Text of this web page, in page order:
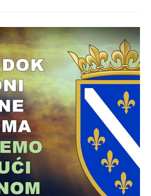
Kulin
Bana
Negiraju
Historijski
Kontinuitet
Bosanskohercegovačke
Državnosti,